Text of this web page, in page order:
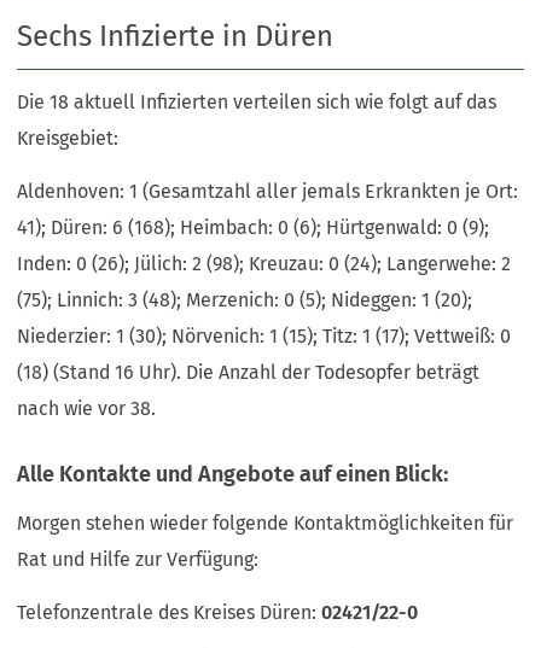
Sechs Infizierte in Düren
Die 18 aktuell Infizierten verteilen sich wie folgt auf das
Kreisgebiet:
Aldenhoven: 1 (Gesamtzahl aller jemals Erkrankten je Ort:
41); Düren: 6 (168); Heimbach: 0 (6); Hürtgenwald: 0 (9);
Inden: 0 (26); Jülich: 2 (98); Kreuzau: 0 (24); Langerwehe: 2
(75); Linnich: 3 (48); Merzenich: 0 (5); Nideggen: 1 (20);
Niederzier: 1 (30); Nörvenich: 1 (15); Titz: 1 (17); Vettweiß: 0
(18) (Stand 16 Uhr). Die Anzahl der Todesopfer beträgt
nach wie vor 38.
Alle Kontakte und Angebote auf einen Blick:
Morgen stehen wieder folgende Kontaktmöglichkeiten für
Rat und Hilfe zur Verfügung:
Telefonzentrale des Kreises Düren:02421/22-0